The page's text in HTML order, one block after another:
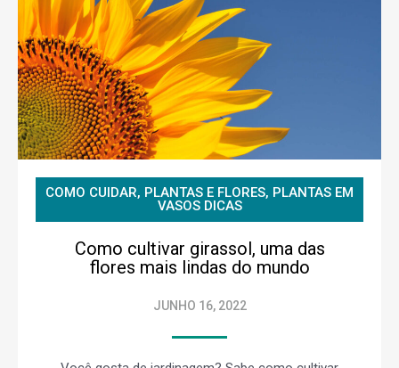
COMO CUIDAR, PLANTAS E FLORES, PLANTAS EM
VASOS DICAS
Como cultivar girassol, uma das
flores mais lindas do mundo
JUNHO 16, 2022